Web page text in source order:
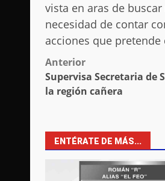
vista en aras de
necesidad de contar
acciones que
Post
navigation
Anterior
Supervisa Secretaria de
la región cañera
ENTÉRATE DE MÁS...